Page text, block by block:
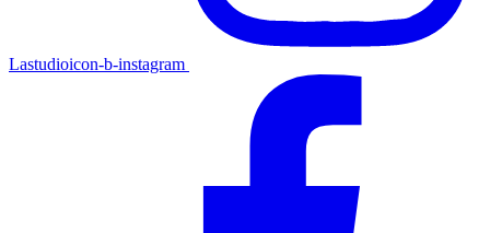
Lastudioicon-b-instagram